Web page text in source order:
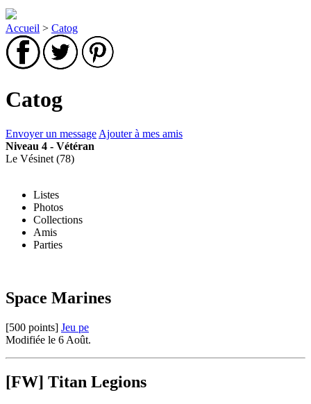
Accueil > Catog
Catog
Envoyer un message Ajouter à mes amis
Niveau 4 - Vétéran
Le Vésinet (78)
Listes
Photos
Collections
Amis
Parties
Space Marines
[500 points] Jeu pe
Modifiée le 6 Août.
[FW] Titan Legions